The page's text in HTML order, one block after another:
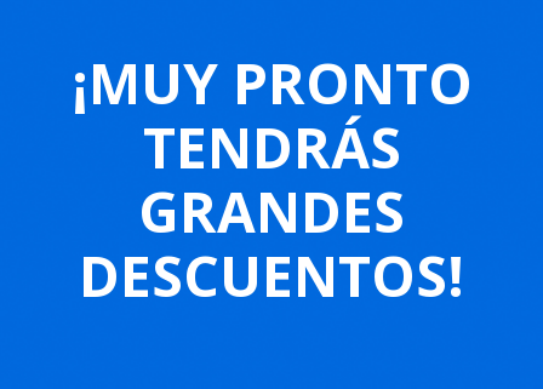
¡MUY PRONTO
TENDRÁS
GRANDES
DESCUENTOS!